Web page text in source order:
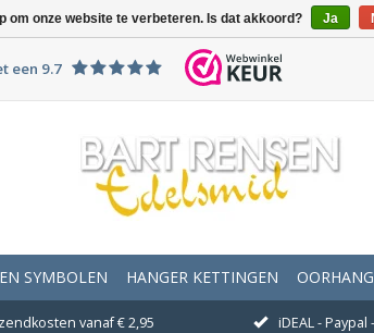
een 9.7
SYMBOLEN HANGER KETTINGEN
vanaf € 2,95 iDEAL -
om onze website te verbeteren. Is dat akkoord? Ja